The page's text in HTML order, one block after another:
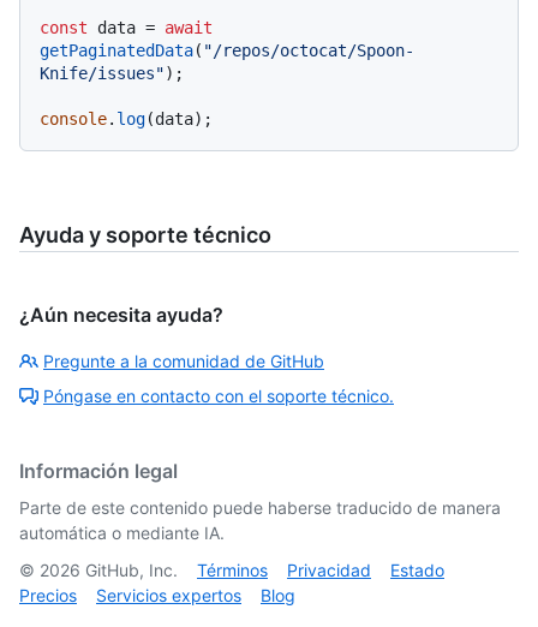
const data = await
getPaginatedData( "/repos/octocat/Spoon-
Knife/issues");
console. log
Ayuda y soporte técnico
¿Aún necesita ayuda?
Pregunte a la comunidad de GitHub
Póngase en contacto con el soporte técnico.
Información legal
Parte de este contenido puede haberse traducido de manera
automática o mediante IA.
© 2026 GitHub, Inc. Términos Privacidad
Estado
Precios
Servicios expertos Blog